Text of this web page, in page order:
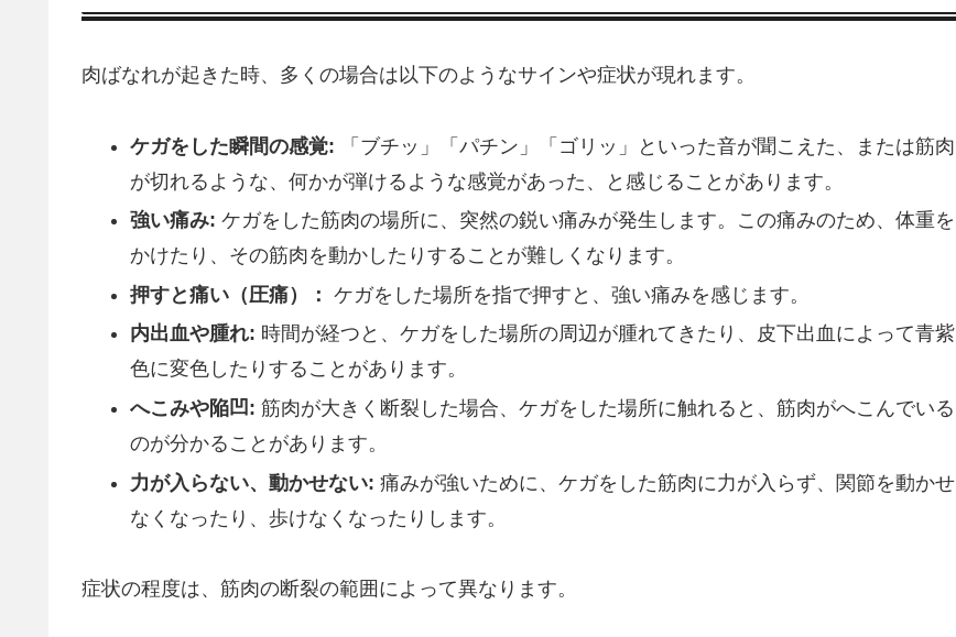
肉ばなれが起きた時、多くの場合は以下のようなサインや症状が現れます。
ケガをした瞬間の感覚: 「ブチッ」「パチン」「ゴリッ」といった音が聞こえた、または筋肉
が切れるような、何かが弾けるような感覚があった、と感じることがあります。
強い痛み: ケガをした筋肉の場所に、突然の鋭い痛みが発生します。この痛みのため、体重を
かけたり、その筋肉を動かしたりすることが難しくなります。
押すと痛い（圧痛）： ケガをした場所を指で押すと、強い痛みを感じます。
内出血や腫れ: 時間が経つと、ケガをした場所の周辺が腫れてきたり、皮下出血によって青紫
色に変色したりすることがあります。
へこみや陥凹: 筋肉が大きく断裂した場合、ケガをした場所に触れると、筋肉がへこんでいる
のが分かることがあります。
力が入らない、動かせない: 痛みが強いために、ケガをした筋肉に力が入らず、関節を動かせ
なくなったり、歩けなくなったりします。
症状の程度は、筋肉の断裂の範囲によって異なります。